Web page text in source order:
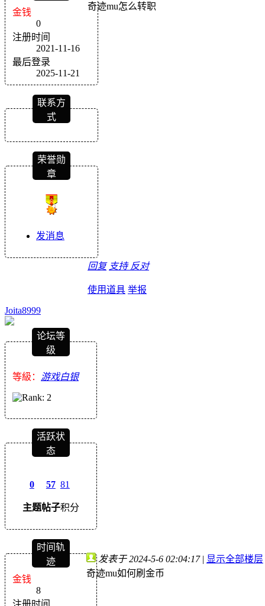
金钱
0
注册时间
2021-11-16
最后登录
2025-11-21
联系方
式
荣誉勋
章
发消息
奇迹mu怎么转职
回复 支持 反对
使用道具 举报
Joita8999
论坛等
级
等級： 游戏白银
活跃状
态
0
主题
57
帖子
81
积分
时间轨
迹
金钱
8
注册时间
发表于 2024-5-6 02:04:17 | 显示全部楼层
奇迹mu如何刷金币